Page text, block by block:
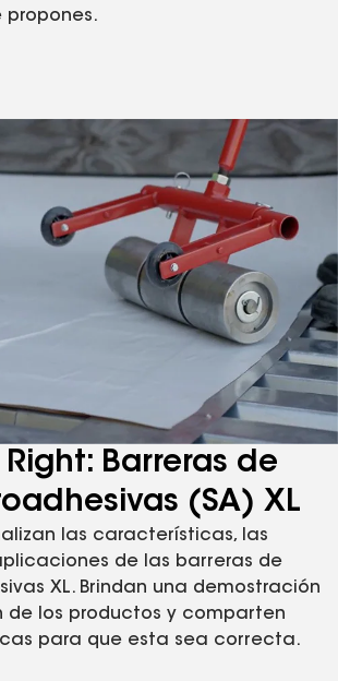
Barreras de
(SA) XL
las características, las
de las barreras de
XL. Brindan una demostración
de los productos y comparten
para que esta sea correcta.